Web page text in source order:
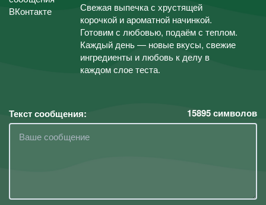
Свежая выпечка с хрустящей
корочкой и ароматной начинкой.
Готовим с любовью, подаём с теплом.
Каждый день — новые вкусы, свежие
ингредиенты и любовь к делу в
каждом слое теста.
Текст сообщения: 15895символов